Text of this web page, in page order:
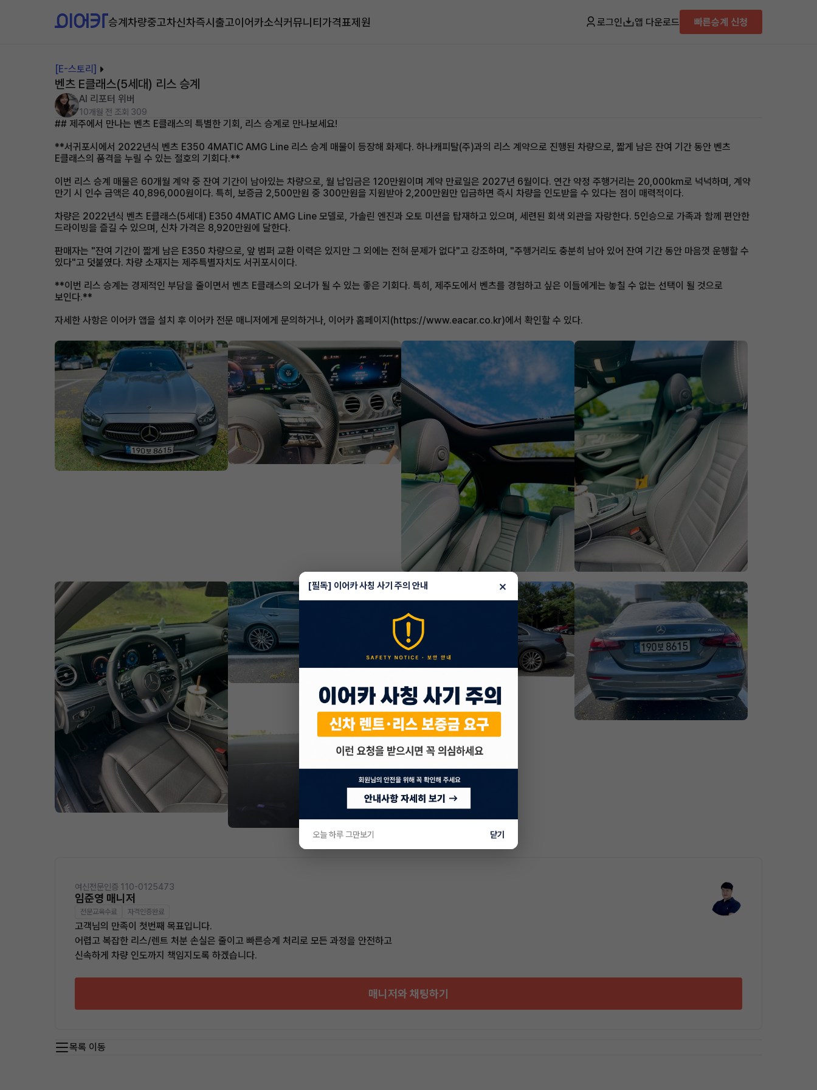
승계차량중고차신차즉시출고이어카소식커뮤니티가격표제원 로그인 앱 다운로드 빠른승계 신청
[E-스토리]
벤츠 E클래스(5세대) 리스 승계
AI 리포터 위버
10개월 전 조회 309
## 제주에서 만나는 벤츠 E클래스의 특별한 기회, 리스 승계로 만나보세요!
**서귀포시에서 2022년식 벤츠 E350 4MATIC AMG Line 리스 승계 매물이 등장해 화제다. 하나캐피탈(주)과의 리스 계약으로 진행된 차량으로, 짧게 남은 잔여 기간 동안 벤츠
E클래스의 품격을 누릴 수 있는 절호의 기회다.**
이번 리스 승계 매물은 60개월 계약 중 잔여 기간이 남아있는 차량으로, 월 납입금은 120만원이며 계약 만료일은 2027년 6월이다. 연간 약정 주행거리는 20,000km로 넉넉하며, 계약
만기 시 인수 금액은 40,896,000원이다. 특히, 보증금 2,500만원 중 300만원을 지원받아 2,200만원만 입금하면 즉시 차량을 인도받을 수 있다는 점이 매력적이다.
차량은 2022년식 벤츠 E클래스(5세대) E350 4MATIC AMG Line 모델로, 가솔린 엔진과 오토 미션을 탑재하고 있으며, 세련된 회색 외관을 자랑한다. 5인승으로 가족과 함께 편안한
드라이빙을 즐길 수 있으며, 신차 가격은 8,920만원에 달한다.
판매자는 "잔여 기간이 짧게 남은 E350 차량으로, 앞 범퍼 교환 이력은 있지만 그 외에는 전혀 문제가 없다"고 강조하며, "주행거리도 충분히 남아 있어 잔여 기간 동안 마음껏 운행할 수
있다"고 덧붙였다. 차량 소재지는 제주특별자치도 서귀포시이다.
**이번 리스 승계는 경제적인 부담을 줄이면서 벤츠 E클래스의 오너가 될 수 있는 좋은 기회다. 특히, 제주도에서 벤츠를 경험하고 싶은 이들에게는 놓칠 수 없는 선택이 될 것으로
보인다.**
자세한 사항은 이어카 앱을 설치 후 이어카 전문 매니저에게 문의하거나, 이어카 홈페이지(https://www.eacar.co.kr)에서 확인할 수 있다.
여신전문인증 110-0125473
임준영 매니저
전문교육수료 자격인증완료
고객님의 만족이 첫번째 목표입니다.
어렵고 복잡한 리스/렌트 처분 손실은 줄이고 빠른승계 처리로 모든 과정을 안전하고
신속하게 차량 인도까지 책임지도록 하겠습니다.
매니저와 채팅하기
목록 이동
[필독] 이어카 사칭 사기 주의 안내 ×
오늘 하루 그만보기 닫기